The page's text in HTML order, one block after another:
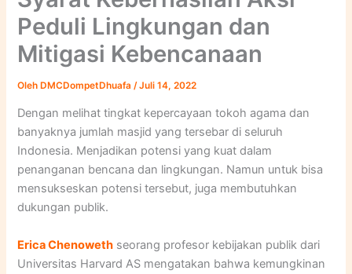
Peduli Lingkungan dan
Mitigasi Kebencanaan
OlehDMCDompetDhuafa /Juli 14, 2022
Dengan melihat tingkat kepercayaan tokoh agama dan
banyaknya jumlah masjid yang tersebar di seluruh
Indonesia. Menjadikan potensi yang kuat dalam
penanganan bencana dan lingkungan. Namun untuk bisa
mensukseskan potensi tersebut, juga membutuhkan
dukungan publik.
Erica Chenoweth seorang profesor kebijakan publik dari
Universitas Harvard AS mengatakan bahwa kemungkinan